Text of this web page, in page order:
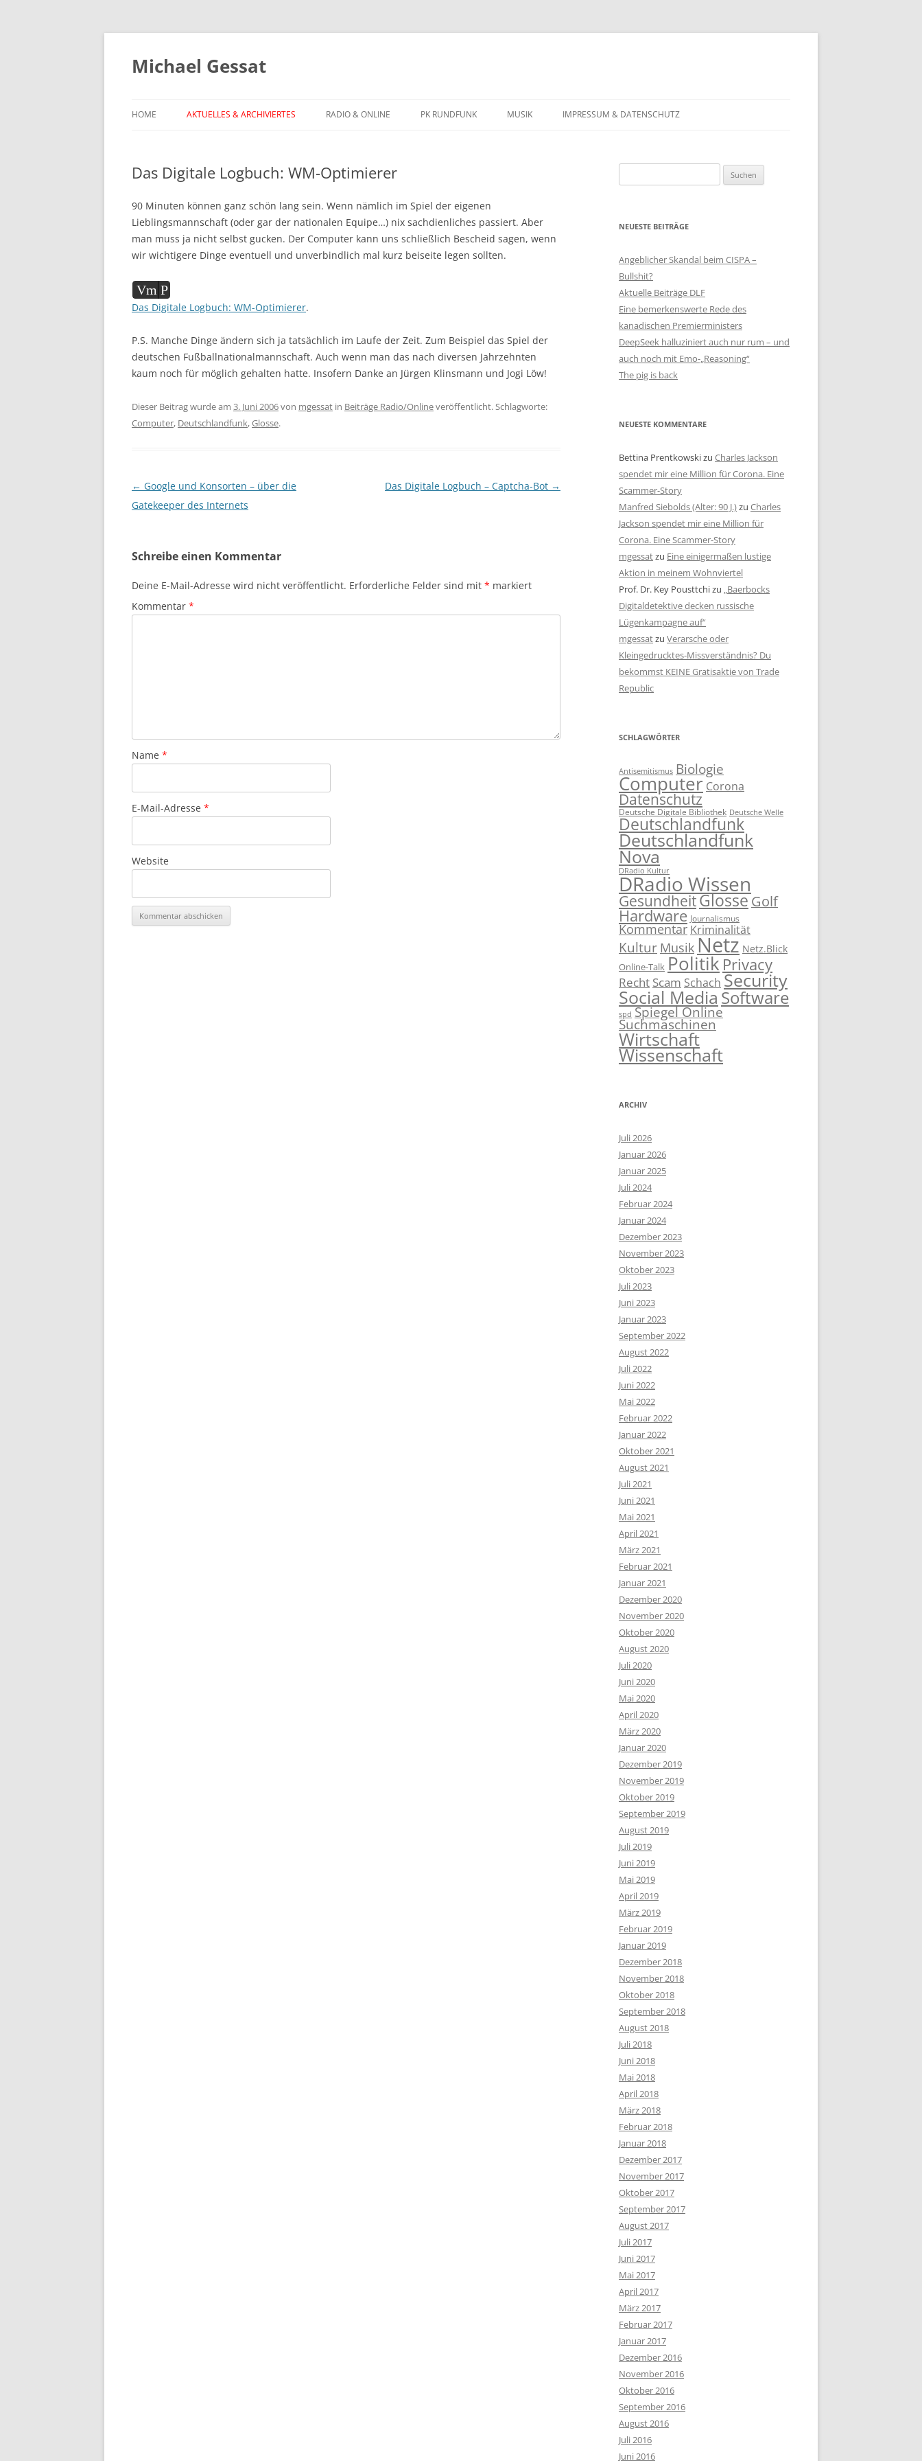
Michael Gessat
Inhalt
HOME AKTUELLES & ARCHIVIERTES RADIO & ONLINE PK RUNDFUNK MUSIK IMPRESSUM & DATENSCHUTZ
Das Digitale Logbuch: WM-Optimierer
90 Minuten können ganz schön lang sein. Wenn nämlich im Spiel der eigenen
Lieblingsmannschaft (oder gar der nationalen Equipe…) nix sachdienliches passiert. Aber
man muss ja nicht selbst gucken. Der Computer kann uns schließlich Bescheid sagen, wenn
wir wichtigere Dinge eventuell und unverbindlich mal kurz beiseite legen sollten.
Audio-
Player
Vm P
Das Digitale Logbuch: WM-Optimierer.
P.S. Manche Dinge ändern sich ja tatsächlich im Laufe der Zeit. Zum Beispiel das Spiel der
deutschen Fußballnationalmannschaft. Auch wenn man das nach diversen Jahrzehnten
kaum noch für möglich gehalten hatte. Insofern Danke an Jürgen Klinsmann und Jogi Löw!
Dieser Beitrag wurde am 3. Juni 2006von mgessat in Beiträge Radio/Onlineveröffentlicht. Schlagworte:
Computer, Deutschlandfunk,Glosse.
Beitragsnavigation
← Google und Konsorten – über die
Gatekeeper des Internets
Das Digitale Logbuch – Captcha-Bot →
Schreibe einen Kommentar
Deine E-Mail-Adresse wird nicht veröffentlicht. Erforderliche Felder sind mit * markiert
Kommentar *
Name *
E-Mail-Adresse *
Website
nach:
NEUESTE BEITRÄGE
Angeblicher Skandal beim CISPA –
Bullshit?
Aktuelle Beiträge DLF
Eine bemerkenswerte Rede des
kanadischen Premierministers
DeepSeek halluziniert auch nur rum – und
auch noch mit Emo-„Reasoning“
The pig is back
NEUESTE KOMMENTARE
Bettina Prentkowskizu Charles Jackson
spendet mir eine Million für Corona. Eine
Scammer-Story
Manfred Siebolds (Alter: 90 J.)zu Charles
Jackson spendet mir eine Million für
Corona. Eine Scammer-Story
mgessatzu Eine einigermaßen lustige
Aktion in meinem Wohnviertel
Prof. Dr. Key Pousttchizu „Baerbocks
Digitaldetektive decken russische
Lügenkampagne auf“
mgessatzu Verarsche oder
Kleingedrucktes-Missverständnis? Du
bekommst KEINE Gratisaktie von Trade
Republic
SCHLAGWÖRTER
Antisemitismus Biologie
Computer Corona
Datenschutz
Deutsche Digitale Bibliothek Deutsche Welle
Deutschlandfunk
Deutschlandfunk
Nova
DRadio Kultur
DRadio Wissen
GesundheitGlosseGolf
Hardware Journalismus
Kommentar Kriminalität
Kultur Musik Netz Netz.Blick
Online-Talk Politik Privacy
Recht Scam Schach Security
Social Media Software
spd Spiegel Online
Suchmaschinen
Wirtschaft
Wissenschaft
ARCHIV
Juli 2026
Januar 2026
Januar 2025
Juli 2024
Februar 2024
Januar 2024
Dezember 2023
November 2023
Oktober 2023
Juli 2023
Juni 2023
Januar 2023
September 2022
August 2022
Juli 2022
Juni 2022
Mai 2022
Februar 2022
Januar 2022
Oktober 2021
August 2021
Juli 2021
Juni 2021
Mai 2021
April 2021
März 2021
Februar 2021
Januar 2021
Dezember 2020
November 2020
Oktober 2020
August 2020
Juli 2020
Juni 2020
Mai 2020
April 2020
März 2020
Januar 2020
Dezember 2019
November 2019
Oktober 2019
September 2019
August 2019
Juli 2019
Juni 2019
Mai 2019
April 2019
März 2019
Februar 2019
Januar 2019
Dezember 2018
November 2018
Oktober 2018
September 2018
August 2018
Juli 2018
Juni 2018
Mai 2018
April 2018
März 2018
Februar 2018
Januar 2018
Dezember 2017
November 2017
Oktober 2017
September 2017
August 2017
Juli 2017
Juni 2017
Mai 2017
April 2017
März 2017
Februar 2017
Januar 2017
Dezember 2016
November 2016
Oktober 2016
September 2016
August 2016
Juli 2016
Juni 2016